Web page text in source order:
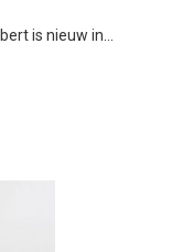
is nieuw in…